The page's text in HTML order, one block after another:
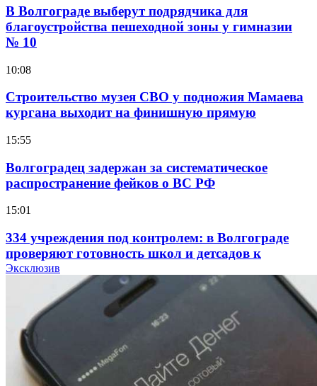
В Волгограде выберут подрядчика для
благоустройства пешеходной зоны у гимназии
№ 10
10:08
Строительство музея СВО у подножия Мамаева
кургана выходит на финишную прямую
15:55
Волгоградец задержан за систематическое
распространение фейков о ВС РФ
15:01
334 учреждения под контролем: в Волгограде
проверяют готовность школ и детсадов к
учебному году
Покушение на убийство в Волгограде: девушка
напала на незнакомую женщину с ножом
12:39
Эксклюзив